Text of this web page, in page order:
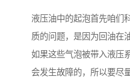
液压油中的起泡首先咱们
质的问题，是因为回油在
如果这些气泡被带入液压
会发生故障的，所以要尽